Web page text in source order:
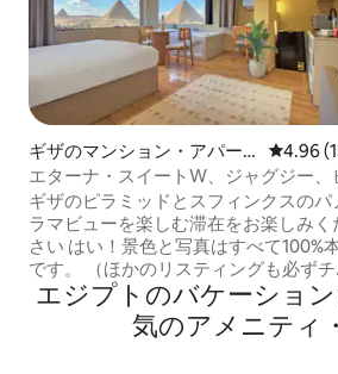
ギザのマンション・アパー
ト
レビュ
4.96
エターナ・スイートW、ジャグジー、
ラミッドビュー、バルコニー
ギザのピラミッドとスフィンクスのパ
ラマビューを楽しむ滞在をお楽しみく
さい はい！景色と写真はすべて100%
です。 （ほかのリスティングも必ずチ
ックしてください）この現代的なオリ
ンタルスタジオ内のどこからでも、ま
はジャグジーでリラックスしている間
エジプトのバケーショ
気のアメニティ